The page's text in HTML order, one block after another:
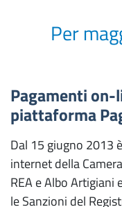
Per
Pagamenti
piattaforma
Dal 15 giugno 2013
internet della
REA e Albo Artigiani
le Sanzioni del